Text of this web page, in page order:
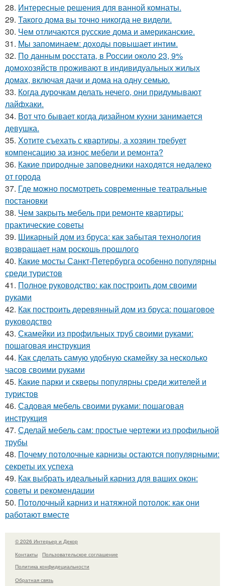
28. Интересные решения для ванной комнаты.
29. Такого дома вы точно никогда не видели.
30. Чем отличаются русские дома и американские.
31. Мы запоминаем: доходы повышает интим.
32. По данным росстата, в России около 23, 9%
домохозяйств проживают в индивидуальных жилых
домах, включая дачи и дома на одну семью.
33. Когда дурочкам делать нечего, они придумывают
лайфхаки.
34. Вот что бывает когда дизайном кухни занимается
девушка.
35. Хотите съехать с квартиры, а хозяин требует
компенсацию за износ мебели и ремонта?
36. Какие природные заповедники находятся недалеко
от города
37. Где можно посмотреть современные театральные
постановки
38. Чем закрыть мебель при ремонте квартиры:
практические советы
39. Шикарный дом из бруса: как забытая технология
возвращает нам роскошь прошлого
40. Какие мосты Санкт-Петербурга особенно популярны
среди туристов
41. Полное руководство: как построить дом своими
руками
42. Как построить деревянный дом из бруса: пошаговое
руководство
43. Скамейки из профильных труб своими руками:
пошаговая инструкция
44. Как сделать самую удобную скамейку за несколько
часов своими руками
45. Какие парки и скверы популярны среди жителей и
туристов
46. Садовая мебель своими руками: пошаговая
инструкция
47. Сделай мебель сам: простые чертежи из профильной
трубы
48. Почему потолочные карнизы остаются популярными:
секреты их успеха
49. Как выбрать идеальный карниз для ваших окон:
советы и рекомендации
50. Потолочный карниз и натяжной потолок: как они
работают вместе
© 2026 Интерьер и Декор
Контакты
Пользовательское соглашение
Политика конфидециальности
Обратная связь